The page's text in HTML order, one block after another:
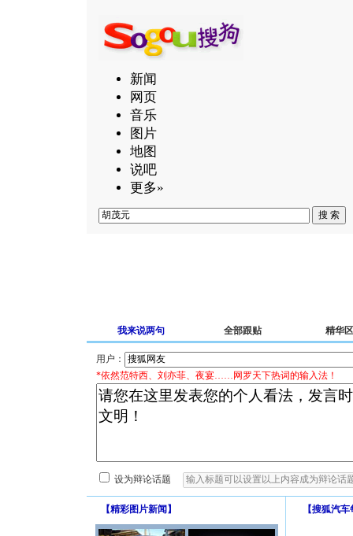
新闻
网页
音乐
图片
地图
说吧
更多»
我来说两句 全部跟贴 精华区
用户：
*依然范特西、刘亦菲、夜宴……网罗天下热词的输入法！
设为辩论话题
【精彩图片新闻 】 【搜狐汽车